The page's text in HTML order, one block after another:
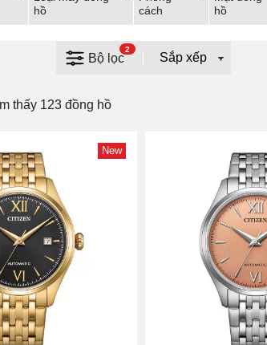
hồ
cách
hồ
Bộ lọc
2
thấy 123 đồng hồ
New